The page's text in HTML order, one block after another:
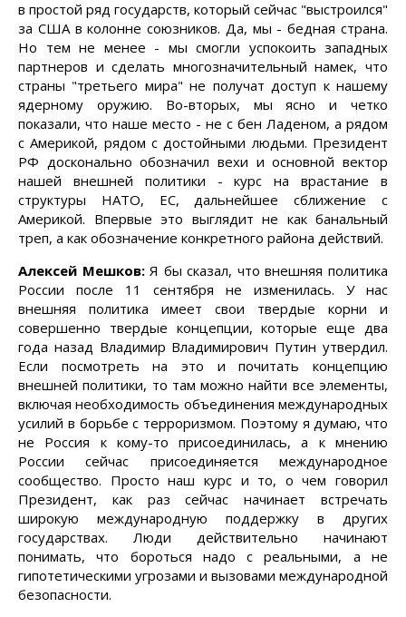
в простой ряд государств, который сейчас "выстроился"
за США в колонне союзников. Да, мы - бедная страна.
Но тем не менее - мы смогли успокоить западных
партнеров и сделать многозначительный намек, что
страны "третьего мира" не получат доступ к нашему
ядерному оружию. Во-вторых, мы ясно и четко
показали, что наше место - не с бен Ладеном, а рядом
с Америкой, рядом с достойными людьми. Президент
РФ досконально обозначил вехи и основной вектор
нашей внешней политики - курс на врастание в
структуры НАТО, ЕС, дальнейшее сближение с
Америкой. Впервые это выглядит не как банальный
треп, а как обозначение конкретного района действий.
Алексей Мешков:Я бы сказал, что внешняя политика
России после 11 сентября не изменилась. У нас
внешняя политика имеет свои твердые корни и
совершенно твердые концепции, которые еще два
года назад Владимир Владимирович Путин утвердил.
Если посмотреть на это и почитать концепцию
внешней политики, то там можно найти все элементы,
включая необходимость объединения международных
усилий в борьбе с терроризмом. Поэтому я думаю, что
не Россия к кому-то присоединилась, а к мнению
России сейчас присоединяется международное
сообщество. Просто наш курс и то, о чем говорил
Президент, как раз сейчас начинает встречать
широкую международную поддержку в других
государствах. Люди действительно начинают
понимать, что бороться надо с реальными, а не
гипотетическими угрозами и вызовами международной
безопасности.